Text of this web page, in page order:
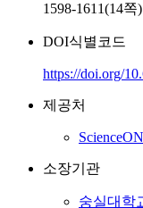
1598-1611(14쪽)
DOI식별코드
https://doi.org/
제공처
ScienceON
소장기관
숭실대학